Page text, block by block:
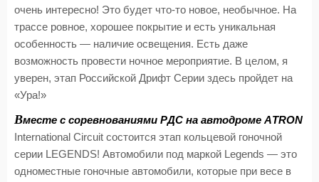
очень интересно! Это будет что-то новое, необычное. На
трассе ровное, хорошее покрытие и есть уникальная
особенность — наличие освещения. Есть даже
возможность провести ночное мероприятие. В целом, я
уверен, этап Российской Дрифт Серии здесь пройдет на
«Ура!»
Вместе с соревнованиями РДС на автодроме ATRON
International Circuit состоится этап кольцевой гоночной
серии LEGENDS! Автомобили под маркой Legends — это
одноместные гоночные автомобили, которые при весе в